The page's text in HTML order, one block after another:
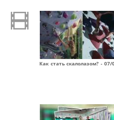
Как стать скалолазом? - 07/